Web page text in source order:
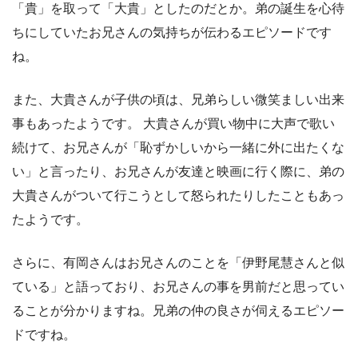
「貴」を取って「大貴」としたのだとか。弟の誕生を心待
ちにしていたお兄さんの気持ちが伝わるエピソードです
ね。
また、大貴さんが子供の頃は、兄弟らしい微笑ましい出来
事もあったようです。 大貴さんが買い物中に大声で歌い
続けて、お兄さんが「恥ずかしいから一緒に外に出たくな
い」と言ったり、お兄さんが友達と映画に行く際に、弟の
大貴さんがついて行こうとして怒られたりしたこともあっ
たようです。
さらに、有岡さんはお兄さんのことを「伊野尾慧さんと似
ている」と語っており、お兄さんの事を男前だと思ってい
ることが分かりますね。兄弟の仲の良さが伺えるエピソー
ドですね。